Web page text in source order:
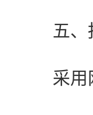
五、
采用网